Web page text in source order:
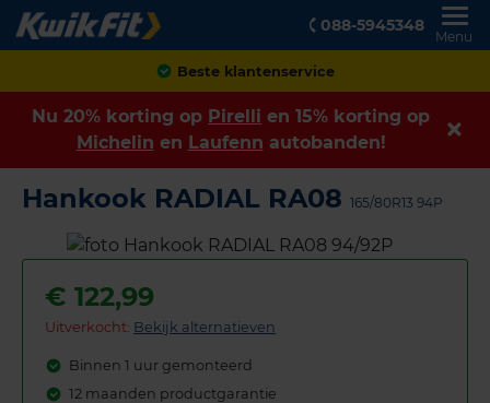
088-5945348
Menu
Achteraf betalen
Nu 20% korting op Pirelli en 15% korting op
Michelin en Laufenn autobanden!
Hankook RADIAL RA08 165/80R13 94P
€ 122,99
Uitverkocht: Bekijk alternatieven
Binnen 1 uur gemonteerd
12 maanden productgarantie